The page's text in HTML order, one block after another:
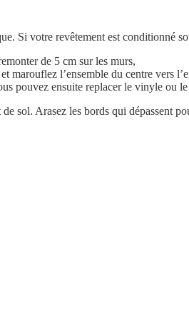
Si votre revêtement est conditionné
de 5 cm sur les murs,
marouflez l’ensemble du centre vers
pouvez ensuite replacer le vinyle ou
sol. Arasez les bords qui dépassent